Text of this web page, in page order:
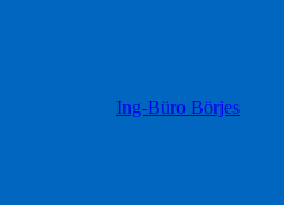
Ing-Büro Börjes